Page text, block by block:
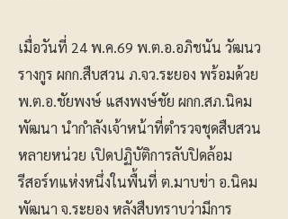
เมื่อวันที่ 24 พ.ค.69 พ.ต.อ.อภิชนัน วัฒนว
รางกูร ผกก.สืบสวน ภ.จว.ระยอง พร้อมด้วย
พ.ต.อ.ชัยพงษ์ แสงพงษ์ชัย ผกก.สภ.นิคม
พัฒนา นำกำลังเจ้าหน้าที่ตำรวจชุดสืบสวน
หลายหน่วย เปิดปฏิบัติการลับปิดล้อม
รีสอร์ทแห่งหนึ่งในพื้นที่ ต.มาบข่า อ.นิคม
พัฒนา จ.ระยอง หลังสืบทราบว่ามีการ